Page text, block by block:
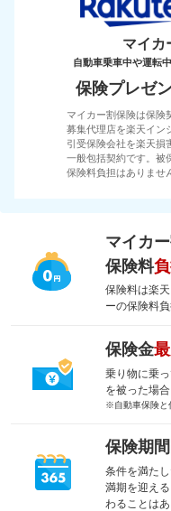
マイカ
自動車乗車中や運転
保険プレゼ
マイカー割保険は保険
募集代理店を楽天イン
引受保険会社を楽天損
一般包括契約です。被
保険料負担はありませ
マイカ
保険料
保険料は楽
ーの保険料
保険金
乗り物に乗
を被った場
※自動車保険と
保険期間
条件を満た
満期を迎え
わることはあ